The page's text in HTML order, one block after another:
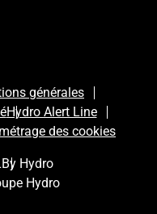
générales
Hydro Alert Line
des cookies
By Hydro
Hydro